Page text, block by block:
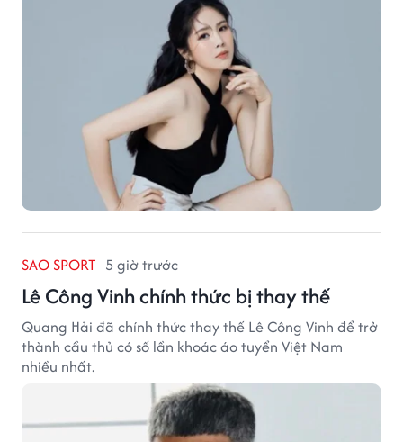
SAO SPORT 5 giờ trước
Lê Công Vinh chính thức bị thay thế
Quang Hải đã chính thức thay thế Lê Công Vinh để trở
thành cầu thủ có số lần khoác áo tuyển Việt Nam
nhiều nhất.